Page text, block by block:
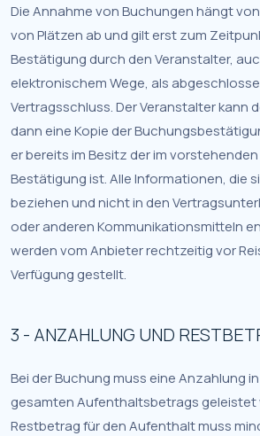
Die Annahme von Buchungen hängt
von Plätzen ab und gilt erst zum
Bestätigung durch den Veranstalter,
elektronischem Wege, als
Vertragsschluss. Der Veranstalter kann
dann eine Kopie der
er bereits im Besitz der im
Bestätigung ist. Alle Informationen, die
beziehen und nicht in den
oder anderen Kommunikationsmitteln
werden vom Anbieter rechtzeitig vor
Verfügung gestellt.
3 - ANZAHLUNG UND
Bei der Buchung muss eine Anzahlung
gesamten Aufenthaltsbetrags geleistet
Restbetrag für den Aufenthalt muss